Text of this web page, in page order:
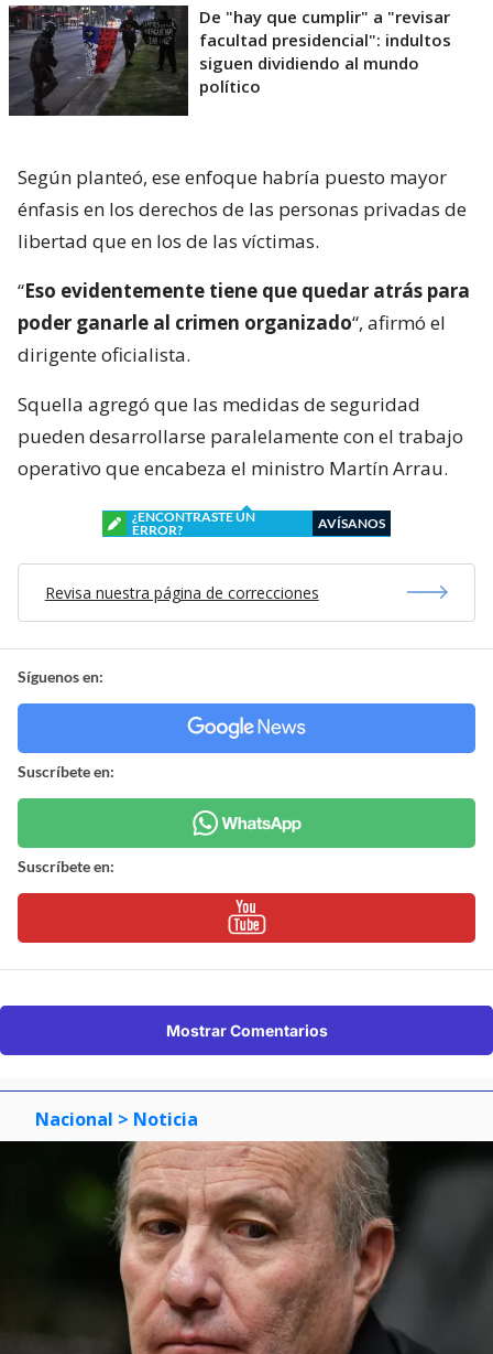
De "hay que cumplir" a "revisar
facultad presidencial": indultos
siguen dividiendo al mundo
político
Según planteó, ese enfoque habría puesto mayor
énfasis en los derechos de las personas privadas de
libertad que en los de las víctimas.
“Eso evidentemente tiene que quedar atrás para
poder ganarle al crimen organizado“, afirmó el
dirigente oficialista.
Squella agregó que las medidas de seguridad
pueden desarrollarse paralelamente con el trabajo
operativo que encabeza el ministro Martín Arrau.
¿ENCONTRASTE UN
ERROR?
AVÍSANOS
Revisa nuestra página de correcciones
Síguenos en:
Suscríbete en:
Suscríbete en:
Mostrar Comentarios
Nacional > Noticia